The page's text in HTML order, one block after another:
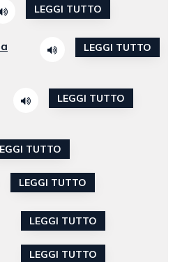
LEGGI TUTTO
LEGGI TUTTO
LEGGI TUTTO
TUTTO
LEGGI TUTTO
LEGGI TUTTO
LEGGI TUTTO